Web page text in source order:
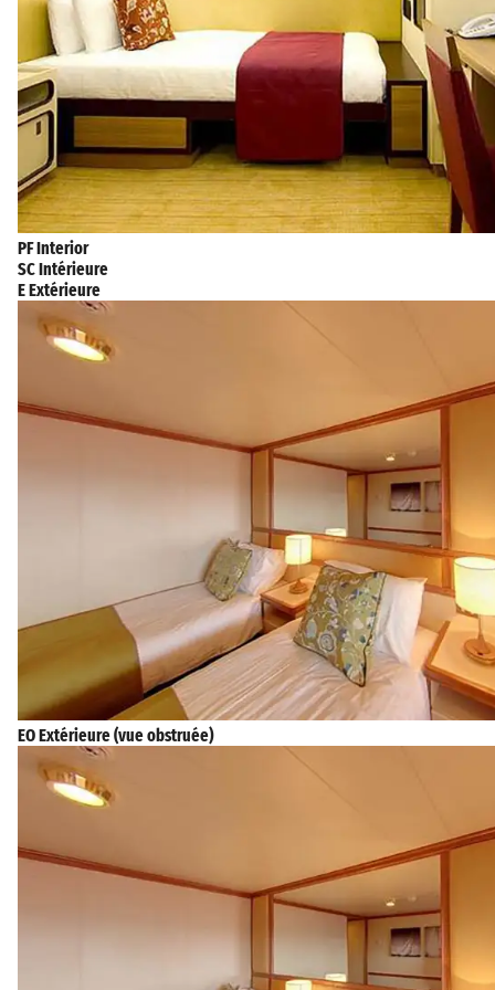
PF Interior
SC Intérieure
E Extérieure
EO Extérieure (vue obstruée)